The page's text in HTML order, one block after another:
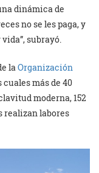
dinámica de
no se les paga, y
subrayó.
la Organización
cuales más de 40
moderna, 152
realizan labores